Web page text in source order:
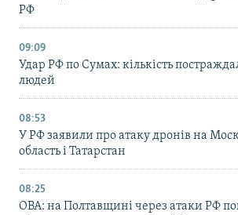
РФ
09:09
Удар РФ по Сумах: кількість
людей
08:53
У РФ заявили про атаку дронів на
область і Татарстан
08:25
ОВА: на Полтавщині через атаки РФ